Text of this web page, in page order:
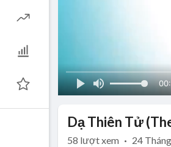
Dạ Thiên Tử
58 lượt xem · 24